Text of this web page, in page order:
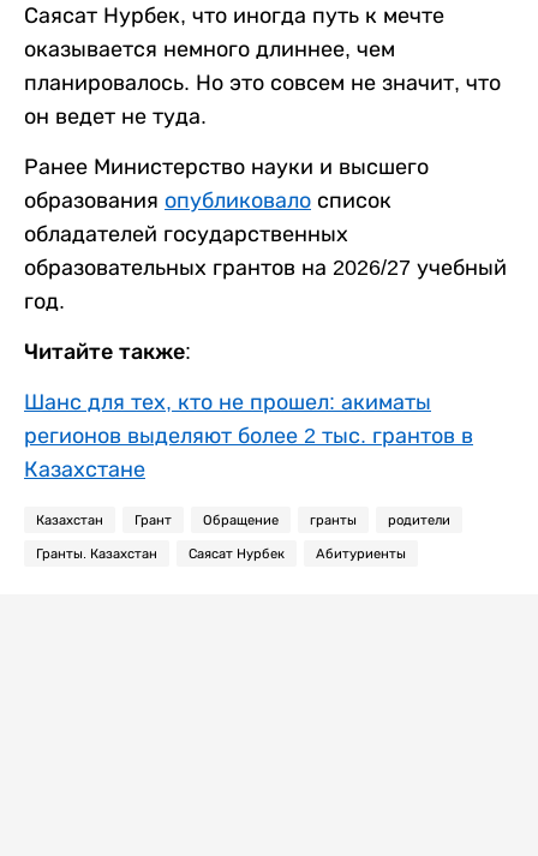
Саясат Нурбек, что иногда путь к мечте
оказывается немного длиннее, чем
планировалось. Но это совсем не значит, что
он ведет не туда.
Ранее Министерство науки и высшего
образования опубликовало список
обладателей государственных
образовательных грантов на 2026/27 учебный
год.
Читайте также:
Шанс для тех, кто не прошел: акиматы
регионов выделяют более 2 тыс. грантов в
Казахстане
Казахстан Грант Обращение гранты родители
Гранты. Казахстан Саясат Нурбек Абитуриенты